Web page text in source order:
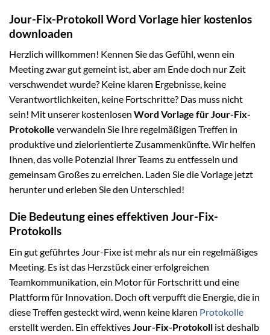
Jour-Fix-Protokoll Word Vorlage hier kostenlos
downloaden
Herzlich willkommen! Kennen Sie das Gefühl, wenn ein
Meeting zwar gut gemeint ist, aber am Ende doch nur Zeit
verschwendet wurde? Keine klaren Ergebnisse, keine
Verantwortlichkeiten, keine Fortschritte? Das muss nicht
sein! Mit unserer kostenlosen Word Vorlage für Jour-Fix-
Protokolle verwandeln Sie Ihre regelmäßigen Treffen in
produktive und zielorientierte Zusammenkünfte. Wir helfen
Ihnen, das volle Potenzial Ihrer Teams zu entfesseln und
gemeinsam Großes zu erreichen. Laden Sie die Vorlage jetzt
herunter und erleben Sie den Unterschied!
Die Bedeutung eines effektiven Jour-Fix-
Protokolls
Ein gut geführtes Jour-Fixe ist mehr als nur ein regelmäßiges
Meeting. Es ist das Herzstück einer erfolgreichen
Teamkommunikation, ein Motor für Fortschritt und eine
Plattform für Innovation. Doch oft verpufft die Energie, die in
diese Treffen gesteckt wird, wenn keine klaren Protokolle
erstellt werden. Ein effektives Jour-Fix-Protokoll ist deshalb